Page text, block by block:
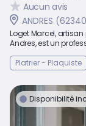
Aucun avis
ANDRES
Loget Marcel,
Andres, est un
Platrier - Plaquiste
Disponibilité